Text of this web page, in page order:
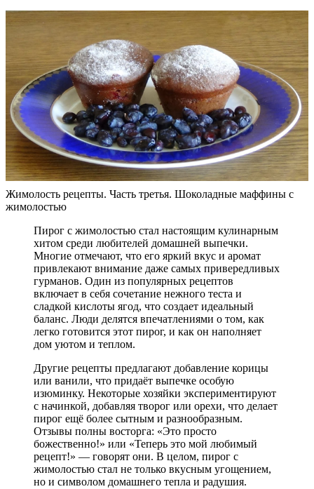
Жимолость рецепты. Часть третья. Шоколадные маффины с
жимолостью
Пирог с жимолостью стал настоящим кулинарным
хитом среди любителей домашней выпечки.
Многие отмечают, что его яркий вкус и аромат
привлекают внимание даже самых привередливых
гурманов. Один из популярных рецептов
включает в себя сочетание нежного теста и
сладкой кислоты ягод, что создает идеальный
баланс. Люди делятся впечатлениями о том, как
легко готовится этот пирог, и как он наполняет
дом уютом и теплом.
Другие рецепты предлагают добавление корицы
или ванили, что придаёт выпечке особую
изюминку. Некоторые хозяйки экспериментируют
с начинкой, добавляя творог или орехи, что делает
пирог ещё более сытным и разнообразным.
Отзывы полны восторга: «Это просто
божественно!» или «Теперь это мой любимый
рецепт!» — говорят они. В целом, пирог с
жимолостью стал не только вкусным угощением,
но и символом домашнего тепла и радушия.